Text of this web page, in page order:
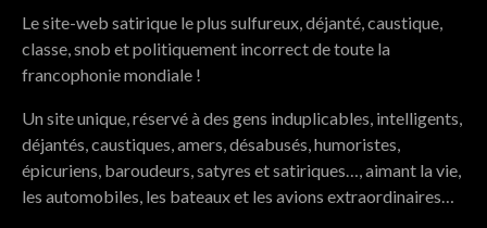
Le site-web satirique le plus sulfureux, déjanté, caustique,
classe, snob et politiquement incorrect de toute la
francophonie mondiale !
Un site unique, réservé à des gens induplicables, intelligents,
déjantés, caustiques, amers, désabusés, humoristes,
épicuriens, baroudeurs, satyres et satiriques…, aimant la vie,
les automobiles, les bateaux et les avions extraordinaires…